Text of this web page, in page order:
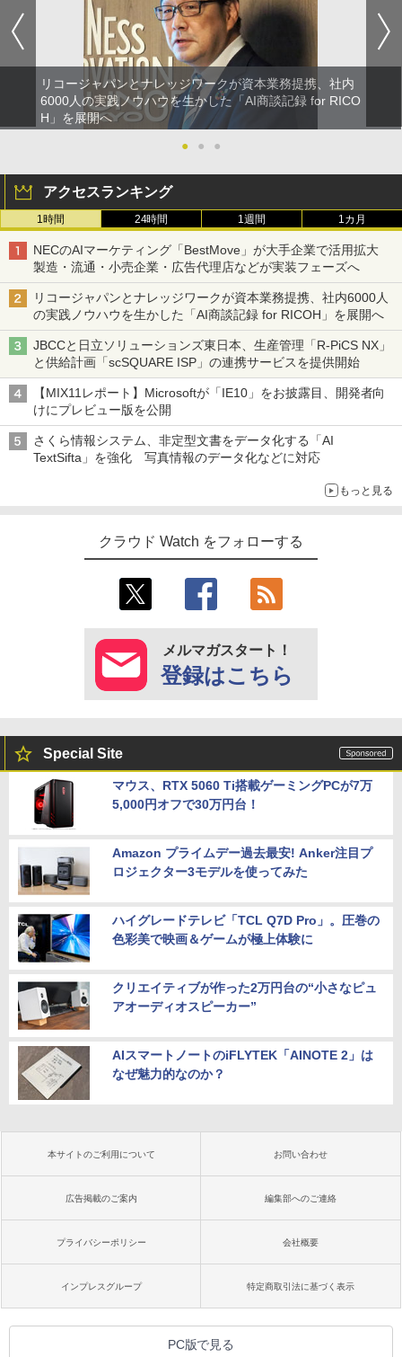
リコージャパンとナレッジワークが資本業務提携、社内
6000人の実践ノウハウを生かした「AI商談記録 for RICO
H」を展開へ
●
● ●
アクセスランキング
1時間 24時間 1週間 1カ月
NECのAIマーケティング「BestMove」が大手企業で活用拡大
製造・流通・小売企業・広告代理店などが実装フェーズへ
リコージャパンとナレッジワークが資本業務提携、社内6000人
の実践ノウハウを生かした「AI商談記録 for RICOH」を展開へ
JBCCと日立ソリューションズ東日本、生産管理「R-PiCS NX」
と供給計画「scSQUARE ISP」の連携サービスを提供開始
【MIX11レポート】Microsoftが「IE10」をお披露目、開発者向
けにプレビュー版を公開
さくら情報システム、非定型文書をデータ化する「AI
TextSifta」を強化 写真情報のデータ化などに対応
もっと見る
クラウド Watch をフォローする
メルマガスタート！
登録はこちら
Special Site
マウス、RTX 5060 Ti搭載ゲーミングPCが7万
5,000円オフで30万円台！
Amazon プライムデー過去最安! Anker注目プ
ロジェクター3モデルを使ってみた
ハイグレードテレビ「TCL Q7D Pro」。圧巻の
色彩美で映画＆ゲームが極上体験に
クリエイティブが作った2万円台の“小さなピュ
アオーディオスピーカー”
AIスマートノートのiFLYTEK「AINOTE 2」は
なぜ魅力的なのか？
本サイトのご利用について お問い合わせ
広告掲載のご案内 編集部へのご連絡
プライバシーポリシー 会社概要
インプレスグループ 特定商取引法に基づく表示
PC版で見る